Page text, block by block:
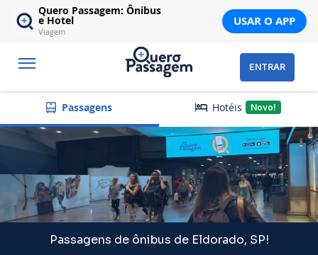
Quero Passagem: Ônibus
e Hotel
Viagem
USAR O APP
ENTRAR
Passagens Hotéis Novo!
Passagens de ônibus de Eldorado, SP!